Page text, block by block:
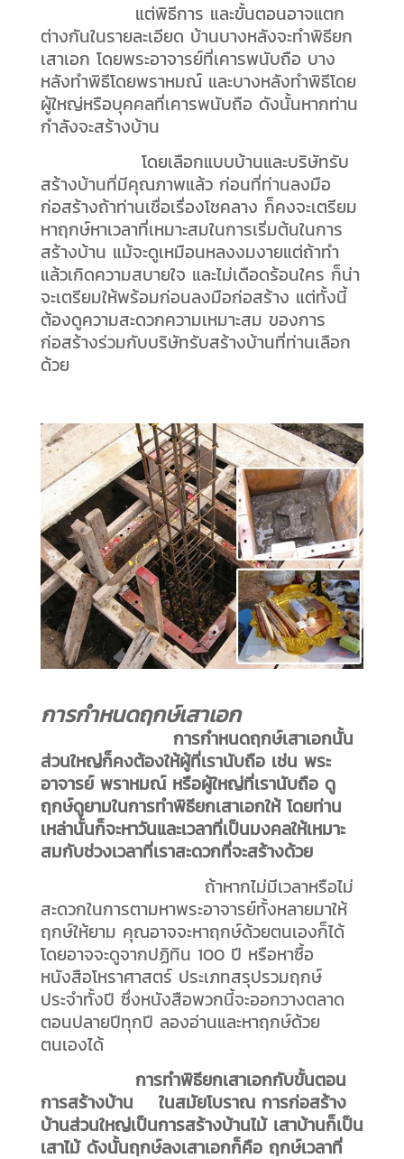
แต่พิธีการ และขั้นตอนอาจแตก
ต่างกันในรายละเอียด บ้านบางหลังจะทำพิธียก
เสาเอก โดยพระอาจารย์ที่เคารพนับถือ บาง
หลังทำพิธีโดยพราหมณ์ และบางหลังทำพิธีโดย
ผู้ใหญ่หรือบุคคลที่เคารพนับถือ ดังนั้นหากท่าน
กำลังจะสร้างบ้าน
โดยเลือกแบบบ้านและบริษัทรับ
สร้างบ้านที่มีคุณภาพแล้ว ก่อนที่ท่านลงมือ
ก่อสร้างถ้าท่านเชื่อเรื่องโชคลาง ก็คงจะเตรียม
หาฤกษ์หาเวลาที่เหมาะสมในการเริ่มต้นในการ
สร้างบ้าน แม้จะดูเหมือนหลงงมงายแต่ถ้าทำ
แล้วเกิดความสบายใจ และไม่เดือดร้อนใคร ก็น่า
จะเตรียมให้พร้อมก่อนลงมือก่อสร้าง แต่ทั้งนี้
ต้องดูความสะดวกความเหมาะสม ของการ
ก่อสร้างร่วมกับบริษัทรับสร้างบ้านที่ท่านเลือก
ด้วย
การกำหนดฤกษ์เสาเอก
การกำหนดฤกษ์เสาเอกนั้น
ส่วนใหญ่ก็คงต้องให้ผู้ที่เรานับถือ เช่น พระ
อาจารย์ พราหมณ์ หรือผู้ใหญ่ที่เรานับถือ ดู
ฤกษ์ดูยามในการทำพิธียกเสาเอกให้ โดยท่าน
เหล่านั้นก็จะหาวันและเวลาที่เป็นมงคลให้เหมาะ
สมกับช่วงเวลาที่เราสะดวกที่จะสร้างด้วย
ถ้าหากไม่มีเวลาหรือไม่
สะดวกในการตามหาพระอาจารย์ทั้งหลายมาให้
ฤกษ์ให้ยาม คุณอาจจะหาฤกษ์ด้วยตนเองก็ได้
โดยอาจจะดูจากปฏิทิน 100 ปี หรือหาซื้อ
หนังสือโหราศาสตร์ ประเภทสรุปรวมฤกษ์
ประจำทั้งปี ซึ่งหนังสือพวกนี้จะออกวางตลาด
ตอนปลายปีทุกปี ลองอ่านและหาฤกษ์ด้วย
ตนเองได้
การทำพิธียกเสาเอกกับขั้นตอน
การสร้างบ้าน ในสมัยโบราณ การก่อสร้าง
บ้านส่วนใหญ่เป็นการสร้างบ้านไม้ เสาบ้านก็เป็น
เสาไม้ ดังนั้นฤกษ์ลงเสาเอกก็คือ ฤกษ์เวลาที่